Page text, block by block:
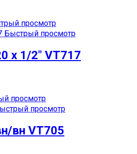
просмотр
Быстрый просмотр
х 1/2″ VT717
просмотр
просмотр
вн VT705